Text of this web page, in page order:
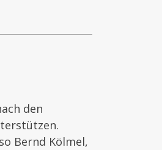
den
Bernd Kölmel,